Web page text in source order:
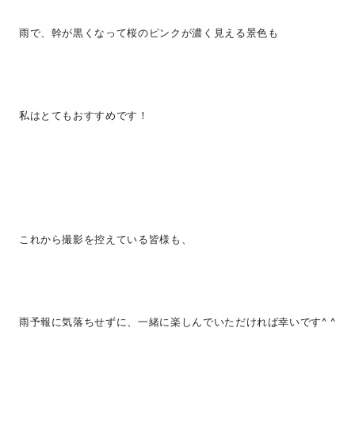
雨で、幹が黒くなって桜のピンクが濃く見える景色も
私はとてもおすすめです！
これから撮影を控えている皆様も、
雨予報に気落ちせずに、一緒に楽しんでいただければ幸いです^ ^